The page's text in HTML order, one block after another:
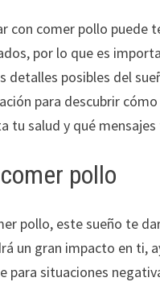
con comer pollo puede
por lo que es
detalles posibles del
para descubrir
tu salud y qué
pollo
pollo, este sueño te
un gran impacto en ti,
para situaciones